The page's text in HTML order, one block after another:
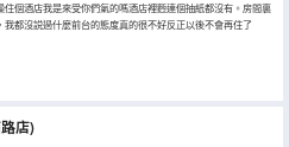
住個酒店我是來受你們氣的嗎酒店裡麪連個抽紙都沒有。房間裏
我都沒説過什麼前台的態度真的很不好反正以後不會再住了
店)